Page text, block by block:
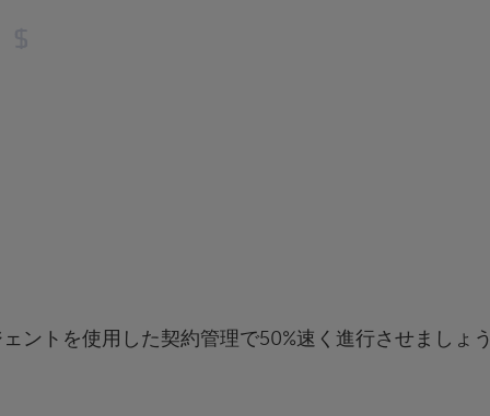
ントを使用した契約管理で50%速く進行させましょ